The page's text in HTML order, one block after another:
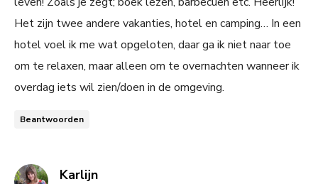
Het zijn twee andere vakanties, hotel en camping… In een
hotel voel ik me wat opgeloten, daar ga ik niet naar toe
om te relaxen, maar alleen om te overnachten wanneer ik
overdag iets wil zien/doen in de omgeving.
Beantwoorden
Karlijnsays: